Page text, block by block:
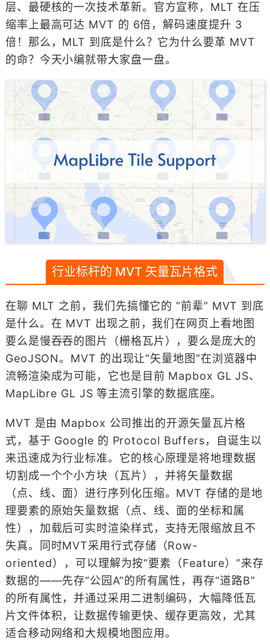
层、最硬核的一次技术革新。官方宣称，MLT 在压
缩率上最高可达 MVT 的 6倍，解码速度提升 3
倍！那么，MLT 到底是什么？它为什么要革 MVT
的命？今天小编就带大家盘一盘。
行业标杆的 MVT 矢量瓦片格式
在聊 MLT 之前，我们先搞懂它的 “前辈” MVT 到底
是什么。在 MVT 出现之前，我们在网页上看地图
要么是慢吞吞的图片（栅格瓦片），要么是庞大的
GeoJSON。MVT 的出现让“矢量地图”在浏览器中
流畅渲染成为可能，它也是目前 Mapbox GL JS、
MapLibre GL JS 等主流引擎的数据底座。
MVT 是由 Mapbox 公司推出的开源矢量瓦片格
式，基于 Google 的 Protocol Buffers，自诞生以
来迅速成为行业标准。它的核心原理是将地理数据
切割成一个个小方块（瓦片），并将矢量数据
（点、线、面）进行序列化压缩。MVT 存储的是地
理要素的原始矢量数据（点、线、面的坐标和属
性），加载后可实时渲染样式，支持无限缩放且不
失真。同时MVT采用行式存储（Row-
oriented），可以理解为按“要素（Feature）”来存
数据的——先存“公园A”的所有属性，再存“道路B”
的所有属性，并通过采用二进制编码，大幅降低瓦
片文件体积，让数据传输更快、缓存更高效，尤其
适合移动网络和大规模地图应用。